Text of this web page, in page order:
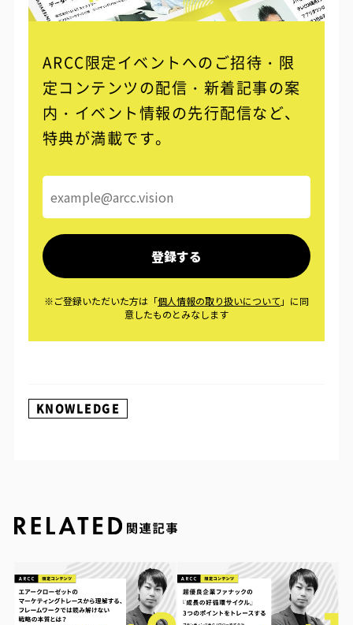
ARCC限定イベントへのご招待・限
定コンテンツの配信・ 新着記事の案
内・イベント情報の先行配信など、
特典が満載です。
KNOWLEDGE